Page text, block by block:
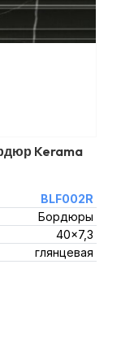
Kerama
BLF002R
Бордюры
40x7,3
глянцевая